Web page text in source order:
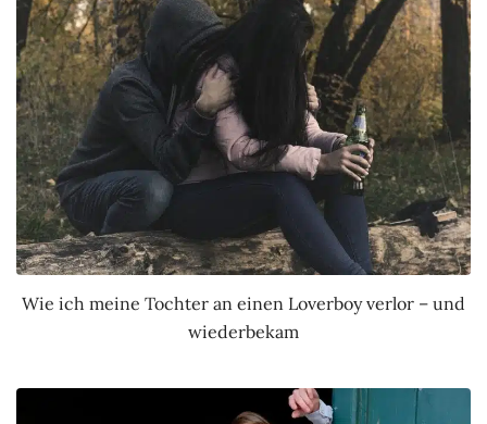
Wie ich meine Tochter an einen Loverboy verlor – und
wiederbekam